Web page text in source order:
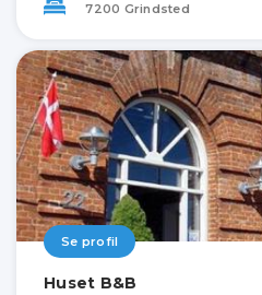
7200 Grindsted
Se profil
Huset B&B